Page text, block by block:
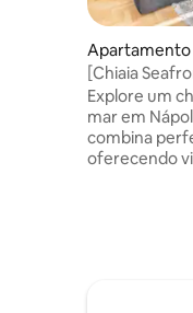
Apartamento
[Chiaia
Luxo
Explore um
mar em
combina
oferecendo
varandas
cultura de